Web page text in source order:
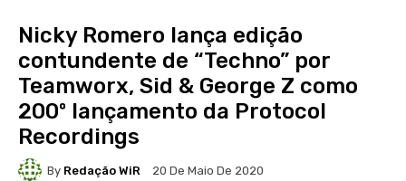
Nicky Romero lança edição
contundente de “Techno” por
Teamworx, Sid & George Z como
200º lançamento da Protocol
Recordings
By Redação WiR 20 De Maio De 2020